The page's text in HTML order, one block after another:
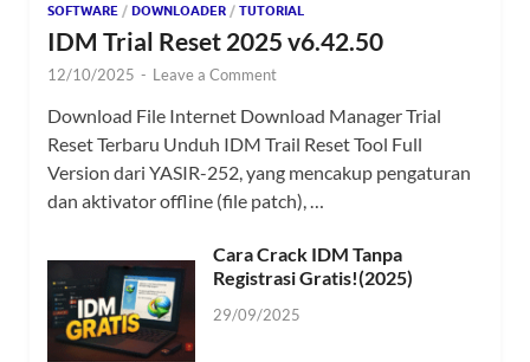
SOFTWARE / DOWNLOADER / TUTORIAL
IDM Trial Reset 2025 v6.42.50
12/10/2025 - Leave a Comment
Download File Internet Download Manager Trial
Reset Terbaru Unduh IDM Trail Reset Tool Full
Version dari YASIR-252, yang mencakup pengaturan
dan aktivator offline (file patch), …
Cara Crack IDM Tanpa
Registrasi Gratis!(2025)
29/09/2025